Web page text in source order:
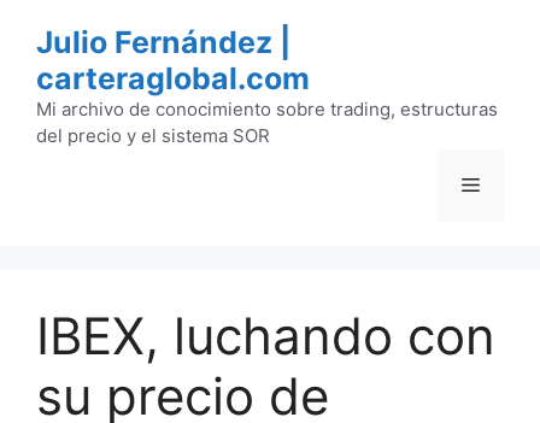
contenido
Julio Fernández |
carteraglobal.com
Mi archivo de conocimiento sobre trading, estructuras
del precio y el sistema SOR
Menú
IBEX, luchando con
su precio de